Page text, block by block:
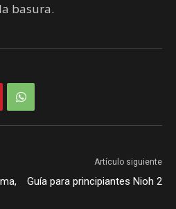
basura.
Artículo siguiente
Guía para principiantes Nioh 2